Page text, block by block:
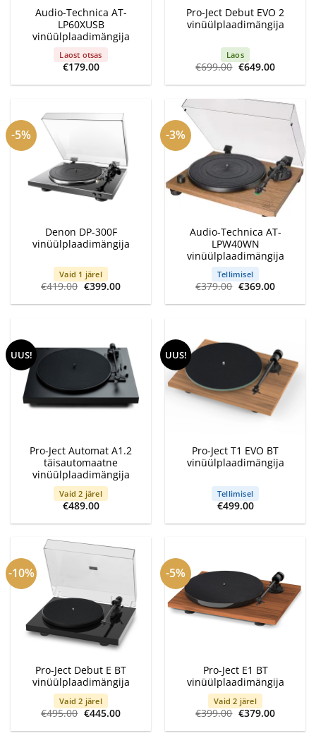
Audio-Technica AT-
LP60XUSB
vinüülplaadimängija
Laost otsas
€179.00
Pro-Ject Debut EVO 2
vinüülplaadimängija
Laos
€699.00 Algne
oli:
€649.00Current
is:
-5%
Denon DP-300F
vinüülplaadimängija
Vaid 1 järel
€419.00 Algne
hind
oli:
€399.00Current
is:
-3%
Audio-Technica AT-
LPW40WN
vinüülplaadimängija
Tellimisel
€379.00 Algne
hind
oli:
€369.00Current
is:
UUS!
Pro-Ject Automat A1.2
täisautomaatne
vinüülplaadimängija
Vaid 2 järel
€489.00
UUS!
Pro-Ject T1 EVO BT
vinüülplaadimängija
Tellimisel
€499.00
-10%
Pro-Ject Debut E BT
vinüülplaadimängija
Vaid 2 järel
€495.00 Algne
hind
oli:
€445.00Current
is:
-5%
Pro-Ject E1 BT
vinüülplaadimängija
Vaid 2 järel
€399.00 Algne
hind
oli:
€379.00Current
is: